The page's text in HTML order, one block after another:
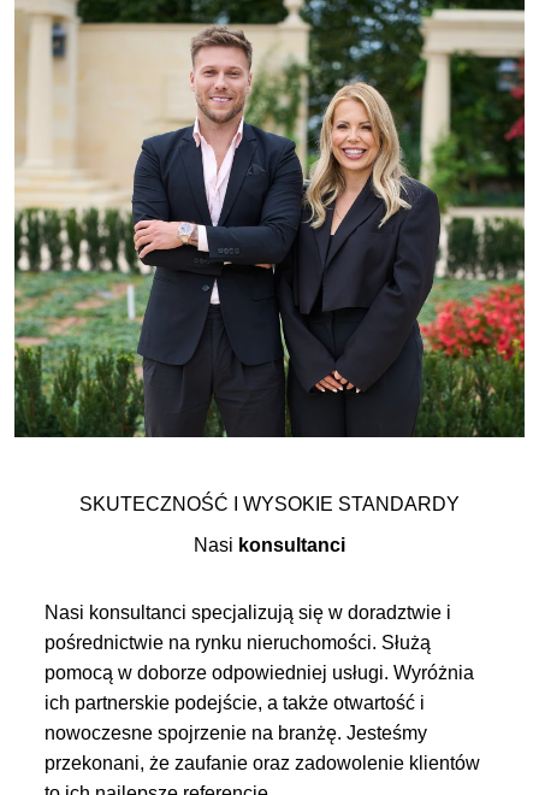
SKUTECZNOŚĆ I WYSOKIE STANDARDY
Nasi konsultanci
Nasi konsultanci specjalizują się w doradztwie i
pośrednictwie na rynku nieruchomości. Służą
pomocą w doborze odpowiedniej usługi. Wyróżnia
ich partnerskie podejście, a także otwartość i
nowoczesne spojrzenie na branżę. Jesteśmy
przekonani, że zaufanie oraz zadowolenie klientów